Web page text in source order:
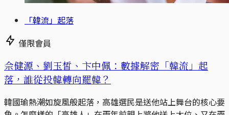
「韓流」起落
僅限會員
佘健源、劉玉皙、卞中佩：數據解密「韓流」起
落，誰從投韓轉向罷韓？
韓國瑜熱潮如旋風般起落，高雄選民是送他站上舞台的核心要